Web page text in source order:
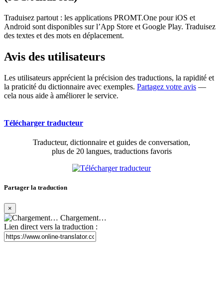
Traduisez partout : les applications PROMT.One pour iOS et
Android sont disponibles sur l’App Store et Google Play. Traduisez
des textes et des mots en déplacement.
Avis des utilisateurs
Les utilisateurs apprécient la précision des traductions, la rapidité et
la praticité du dictionnaire avec exemples. Partagez votre avis —
cela nous aide à améliorer le service.
Télécharger traducteur
Traducteur, dictionnaire et guides de conversation,
plus de 20 langues, traductions favoris
Partager la traduction
×
Chargement…
Lien direct vers la traduction :